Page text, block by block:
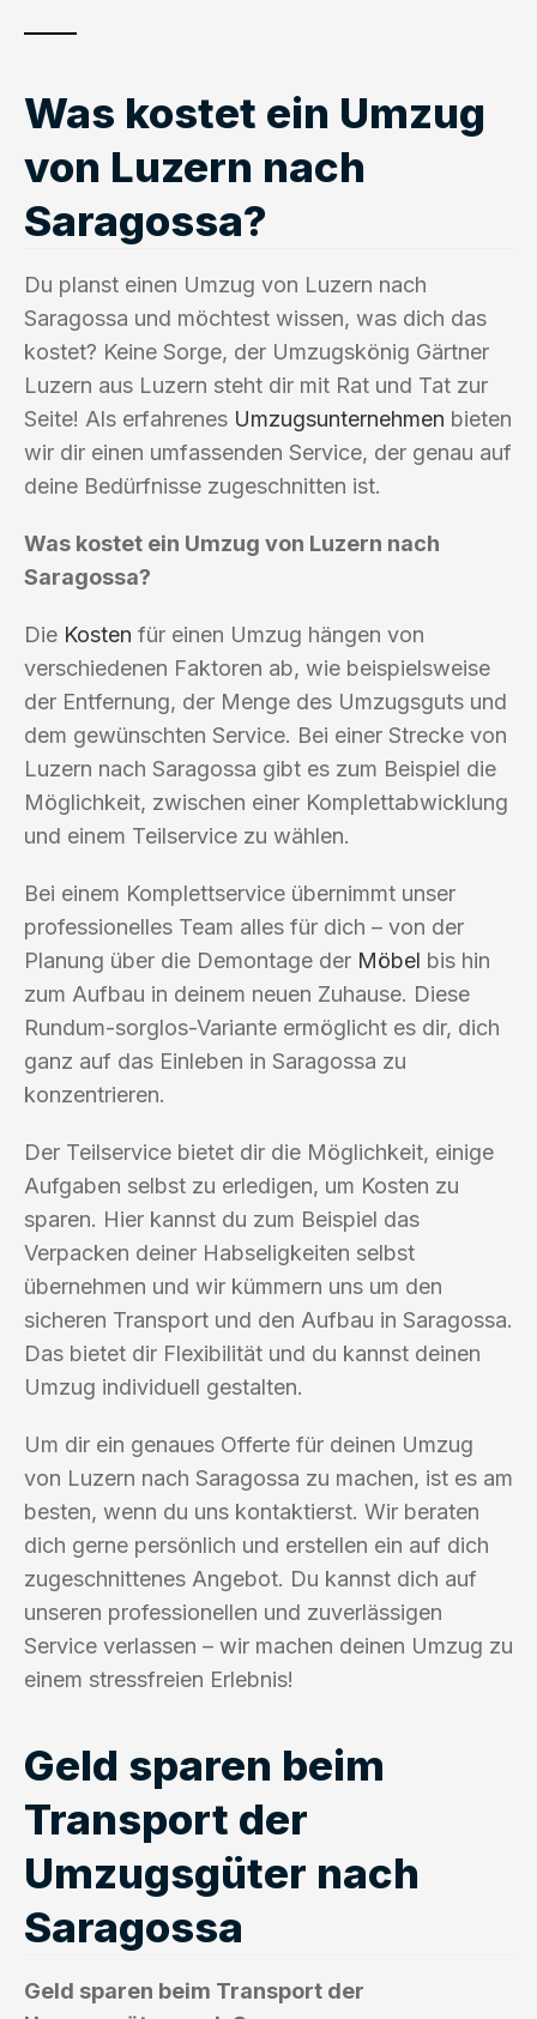
Was kostet ein Umzug
von Luzern nach
Saragossa?
Du planst einen Umzug von Luzern nach
Saragossa und möchtest wissen, was dich das
kostet? Keine Sorge, der Umzugskönig Gärtner
Luzern aus Luzern steht dir mit Rat und Tat zur
Seite! Als erfahrenes Umzugsunternehmen bieten
wir dir einen umfassenden Service, der genau auf
deine Bedürfnisse zugeschnitten ist.
Was kostet ein Umzug von Luzern nach
Saragossa?
Die Kosten für einen Umzug hängen von
verschiedenen Faktoren ab, wie beispielsweise
der Entfernung, der Menge des Umzugsguts und
dem gewünschten Service. Bei einer Strecke von
Luzern nach Saragossa gibt es zum Beispiel die
Möglichkeit, zwischen einer Komplettabwicklung
und einem Teilservice zu wählen.
Bei einem Komplettservice übernimmt unser
professionelles Team alles für dich – von der
Planung über die Demontage der Möbel bis hin
zum Aufbau in deinem neuen Zuhause. Diese
Rundum-sorglos-Variante ermöglicht es dir, dich
ganz auf das Einleben in Saragossa zu
konzentrieren.
Der Teilservice bietet dir die Möglichkeit, einige
Aufgaben selbst zu erledigen, um Kosten zu
sparen. Hier kannst du zum Beispiel das
Verpacken deiner Habseligkeiten selbst
übernehmen und wir kümmern uns um den
sicheren Transport und den Aufbau in Saragossa.
Das bietet dir Flexibilität und du kannst deinen
Umzug individuell gestalten.
Um dir ein genaues Offerte für deinen Umzug
von Luzern nach Saragossa zu machen, ist es am
besten, wenn du uns kontaktierst. Wir beraten
dich gerne persönlich und erstellen ein auf dich
zugeschnittenes Angebot. Du kannst dich auf
unseren professionellen und zuverlässigen
Service verlassen – wir machen deinen Umzug zu
einem stressfreien Erlebnis!
Geld sparen beim
Transport der
Umzugsgüter nach
Saragossa
Geld sparen beim Transport der